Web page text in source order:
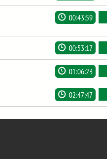
00:43:59
00:53:17
01:06:23
02:47:47